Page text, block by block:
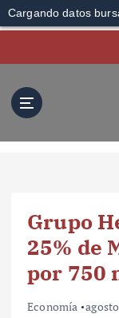
Cargando datos
Grupo
25% de
por 750
Economía